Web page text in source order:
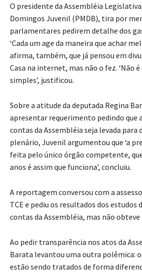
O presidente da Assembléia
Domingos Juvenil (PMDB), tira por
parlamentares pedirem detalhe dos
‘Cada um age da maneira que achar
afirma, também, que já pensou em
Casa na internet, mas não o fez. ‘Não
simples’, justificou.
Sobre a atitude da deputada Regina
apresentar requerimento pedindo que
contas da Assembléia seja levada para
plenário, Juvenil argumentou que ‘a
feita pelo único órgão competente, que
anos é assim que funciona’, concluiu.
A reportagem conversou com a
TCE e pediu os resultados dos estudos
contas da Assembléia, mas não
Ao pedir transparência nos atos da
Barata levantou uma outra polêmica:
estão sendo tratados de forma